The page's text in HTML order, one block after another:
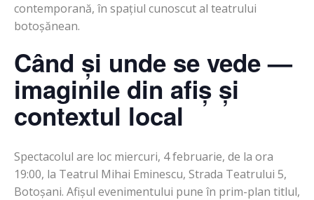
contemporană, în spațiul cunoscut al teatrului
botoșănean.
Când și unde se vede —
imaginile din afiș și
contextul local
Spectacolul are loc miercuri, 4 februarie, de la ora
19:00, la Teatrul Mihai Eminescu, Strada Teatrului 5,
Botoșani. Afișul evenimentului pune în prim-plan titlul,